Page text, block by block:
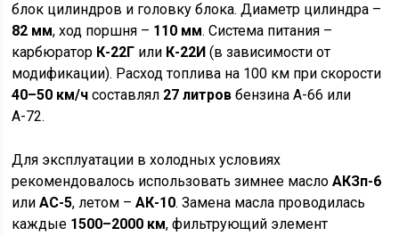
блок цилиндров и головку блока. Диаметр цилиндра –
82 мм, ход поршня – 110 мм. Система питания –
карбюратор К-22Г или К-22И (в зависимости от
модификации). Расход топлива на 100 км при скорости
40–50 км/ч составлял 27 литров бензина А-66 или
А-72.
Для эксплуатации в холодных условиях
рекомендовалось использовать зимнее маслоАКЗп-6
илиАС-5, летом –АК-10. Замена масла проводилась
каждые 1500–2000 км, фильтрующий элемент